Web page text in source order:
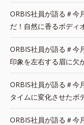
ORBIS社員が語る＃今
だ！自然に香るボディ
ORBIS社員が語る＃今
印象を左右する眉に欠
ORBIS社員が語る＃今
タイムに変化させたボ
ORBIS社員が語る＃今